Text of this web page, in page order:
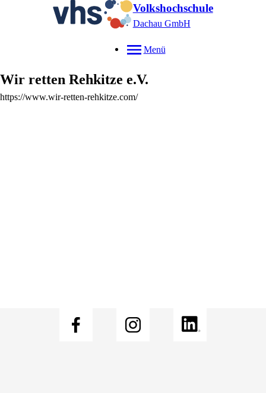
Volkshochschule
Dachau GmbH
Menü
Wir retten Rehkitze e.V.
https://www.wir-retten-rehkitze.com/